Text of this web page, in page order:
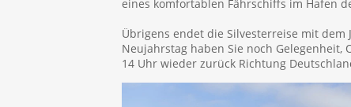
eines komfortablen Fährschiffs im Hafen
Übrigens endet die Silvesterreise mit dem
Neujahrstag haben Sie noch Gelegenheit,
14 Uhr wieder zurück Richtung